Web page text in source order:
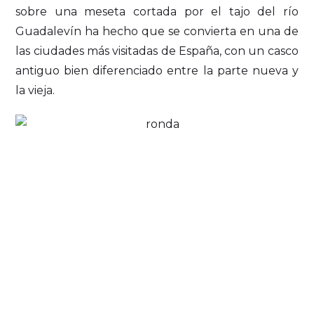
sobre una meseta cortada por el tajo del río
Guadalevín ha hecho que se convierta en una de
las ciudades más visitadas de España, con un casco
antiguo bien diferenciado entre la parte nueva y
la vieja.